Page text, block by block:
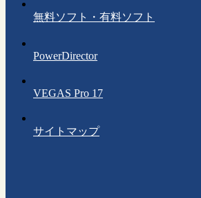
無料ソフト・有料ソフト
PowerDirector
VEGAS Pro 17
サイトマップ